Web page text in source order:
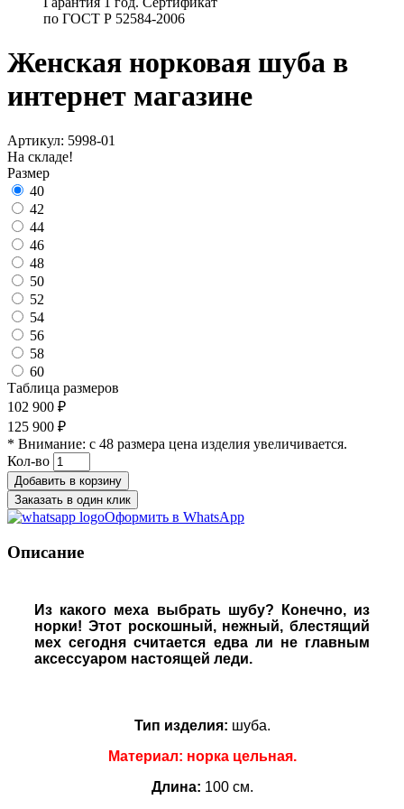
по ГОСТ Р 52584-2006
Женская норковая шуба в
интернет магазине
Артикул: 5998-01
На складе!
Размер
40
42
44
46
48
50
52
54
56
58
60
Таблица размеров
102 900 ₽
125 900 ₽
* Внимание: с 48 размера цена изделия увеличивается.
Кол-во
Добавить в корзину
Заказать в один клик
Оформить в WhatsApp
Описание
Из какого меха выбрать шубу? Конечно, из
норки! Этот роскошный, нежный, блестящий
мех сегодня считается едва ли не главным
аксессуаром настоящей леди.
Тип изделия: шуба.
Материал: норка цельная.
Длина: 100 см.